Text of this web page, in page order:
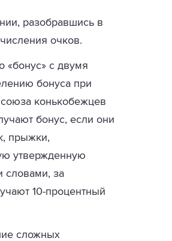
разобравшись в
очков.
«бонус» с двумя
бонуса при
конькобежцев
бонус, если они
прыжки,
утвержденную
словами, за
10-процентный
сложных